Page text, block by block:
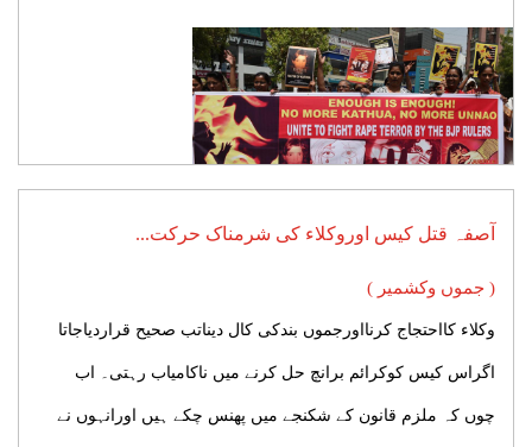
آصفہ قتل کیس اوروکلاء کی شرمناک حرکت...
( جموں وکشمیر )
وکلاء کااحتجاج کرنااورجموں بندکی کال دیناتب صحیح قراردیاجاتا
اگراس کیس کوکرائم برانچ حل کرنے میں ناکامیاب رہتی۔ اب
چوں کہ ملزم قانون کے شکنجے میں پھنس چکے ہیں اورانہوں نے